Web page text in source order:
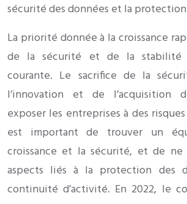
sécurité des données et la protection
La priorité donnée à la croissance
de la sécurité et de la stabilité
courante. Le sacrifice de la
l’innovation et de l’acquisition
exposer les entreprises à des
est important de trouver un
croissance et la sécurité, et de ne
aspects liés à la protection des
continuité d’activité. En 2022, le